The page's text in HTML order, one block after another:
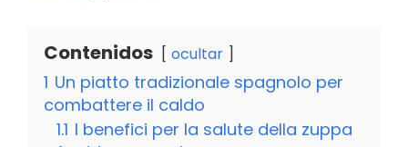
Contenidos ocultar
1 Un piatto tradizionale spagnolo per
combattere il caldo
1.1 I benefici per la salute della zuppa